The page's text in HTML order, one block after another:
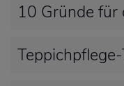
10 Gründe für